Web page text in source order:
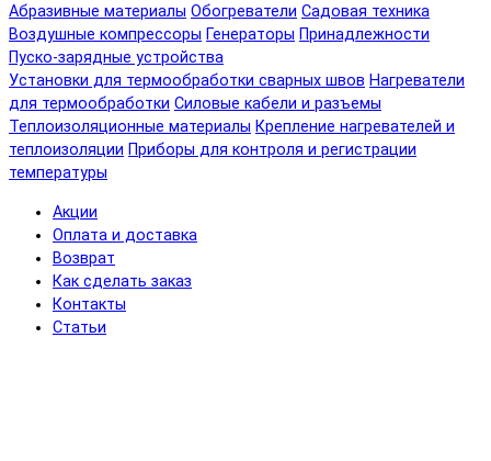
Абразивные материалы Обогреватели Садовая техника
Воздушные компрессоры Генераторы Принадлежности
Пуско-зарядные устройства
Установки для термообработки сварных швов Нагреватели
для термообработки Силовые кабели и разъемы
Теплоизоляционные материалы Крепление нагревателей и
теплоизоляции Приборы для контроля и регистрации
температуры
Акции
Оплата и доставка
Возврат
Как сделать заказ
Контакты
Статьи